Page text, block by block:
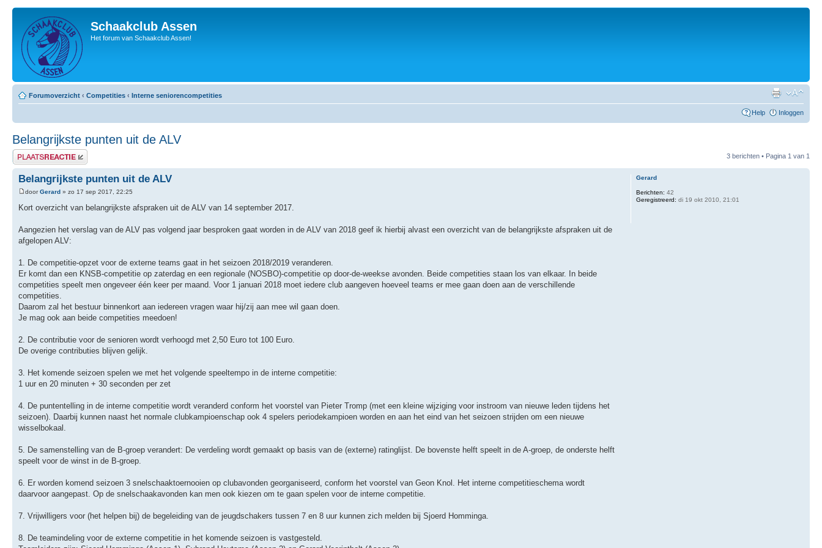
Schaakclub Assen
Het forum van Schaakclub Assen!
Forumoverzicht ‹ Competities ‹ Interne seniorencompetities
Help Inloggen
Belangrijkste punten uit de ALV
Plaats een reactie 3 berichten • Pagina 1 van 1
Belangrijkste punten uit de ALV
doorGerard » zo 17 sep 2017, 22:25
Kort overzicht van belangrijkste afspraken uit de ALV van 14 september 2017.
Aangezien het verslag van de ALV pas volgend jaar besproken gaat worden in de ALV van 2018 geef ik hierbij alvast een overzicht van de belangrijkste afspraken uit de
afgelopen ALV:
1. De competitie-opzet voor de externe teams gaat in het seizoen 2018/2019 veranderen.
Er komt dan een KNSB-competitie op zaterdag en een regionale (NOSBO)-competitie op door-de-weekse avonden. Beide competities staan los van elkaar. In beide
competities speelt men ongeveer één keer per maand. Voor 1 januari 2018 moet iedere club aangeven hoeveel teams er mee gaan doen aan de verschillende
competities.
Daarom zal het bestuur binnenkort aan iedereen vragen waar hij/zij aan mee wil gaan doen.
Je mag ook aan beide competities meedoen!
2. De contributie voor de senioren wordt verhoogd met 2,50 Euro tot 100 Euro.
De overige contributies blijven gelijk.
3. Het komende seizoen spelen we met het volgende speeltempo in de interne competitie:
1 uur en 20 minuten + 30 seconden per zet
4. De puntentelling in de interne competitie wordt veranderd conform het voorstel van Pieter Tromp (met een kleine wijziging voor instroom van nieuwe leden tijdens het
seizoen). Daarbij kunnen naast het normale clubkampioenschap ook 4 spelers periodekampioen worden en aan het eind van het seizoen strijden om een nieuwe
wisselbokaal.
5. De samenstelling van de B-groep verandert: De verdeling wordt gemaakt op basis van de (externe) ratinglijst. De bovenste helft speelt in de A-groep, de onderste helft
speelt voor de winst in de B-groep.
6. Er worden komend seizoen 3 snelschaaktoernooien op clubavonden georganiseerd, conform het voorstel van Geon Knol. Het interne competitieschema wordt
daarvoor aangepast. Op de snelschaakavonden kan men ook kiezen om te gaan spelen voor de interne competitie.
7. Vrijwilligers voor (het helpen bij) de begeleiding van de jeugdschakers tussen 7 en 8 uur kunnen zich melden bij Sjoerd Homminga.
8. De teamindeling voor de externe competitie in het komende seizoen is vastgesteld.
Gerard
Berichten: 42
Geregistreerd: di 19 okt 2010, 21:01